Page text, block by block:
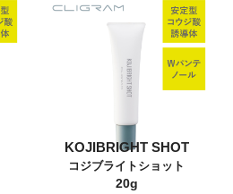
KOJIBRIGHT SHOT
コジブライトショット
20g